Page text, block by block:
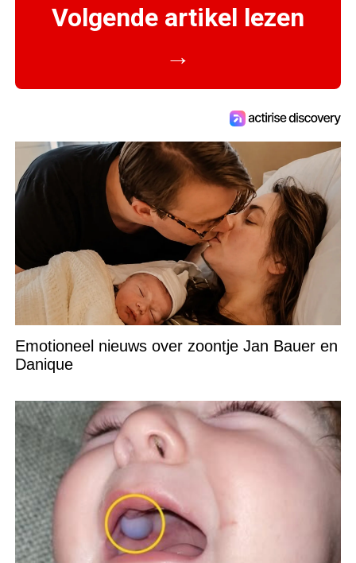
Volgende artikel lezen
→
Emotioneel nieuws over zoontje Jan Bauer en
Danique